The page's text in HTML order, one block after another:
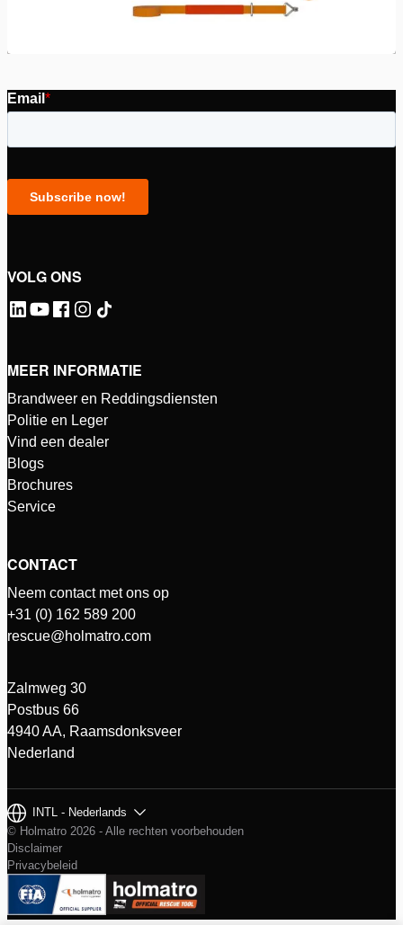
VOLG ONS
MEER INFORMATIE
Brandweer en Reddingsdiensten
Politie en Leger
Vind een dealer
Blogs
Brochures
Service
CONTACT
Neem contact met ons op
+31 (0) 162 589 200
rescue@holmatro.com
Zalmweg 30
Postbus 66
4940 AA, Raamsdonksveer
Nederland
INTL - Nederlands
© Holmatro 2026 - Alle rechten voorbehouden
Disclaimer
Privacybeleid